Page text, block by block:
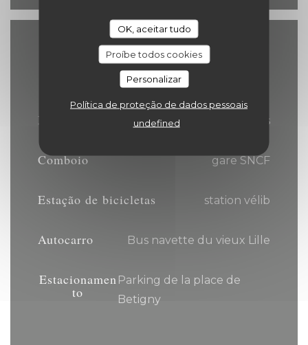
OK, aceitar tudo
Proíbe todos cookies
Personalizar
Política de proteção de dados pessoais
undefined
Acesso
Metro Gare Lille Flandres
Comboio gare SNCF
Estação de bicicletas station vélib
Autocarro Bus navette du vieux Lille
Estacionamen
to
Parking de la place de
Betigny